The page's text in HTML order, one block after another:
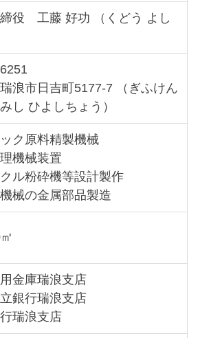
役 工藤 好功 （くどう よし
浪市日吉町5177-7 （ぎふけん
し ひよしちょう）
ク原料精製機械
機械装置
クル粉砕機等設計製作
械の金属部品製造
金庫瑞浪支店
銀行瑞浪支店
瑞浪支店